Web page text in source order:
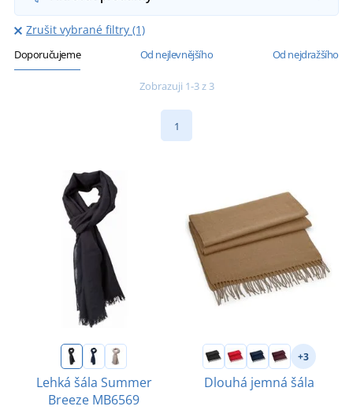
Zrušit vybrané filtry (1)
Doporučujeme Od nejlevnějšího Od nejdražšího
Zobrazuji 1-3 z 3
1
Lehká šála Summer
Breeze MB6569
+3
Dlouhá jemná šála